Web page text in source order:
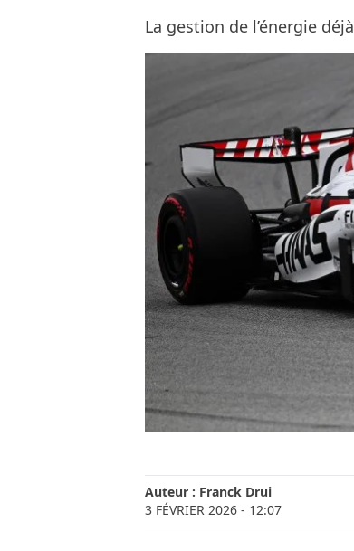
La gestion de l’énergie
Auteur : Franck Drui
3 FÉVRIER 2026 - 12:07